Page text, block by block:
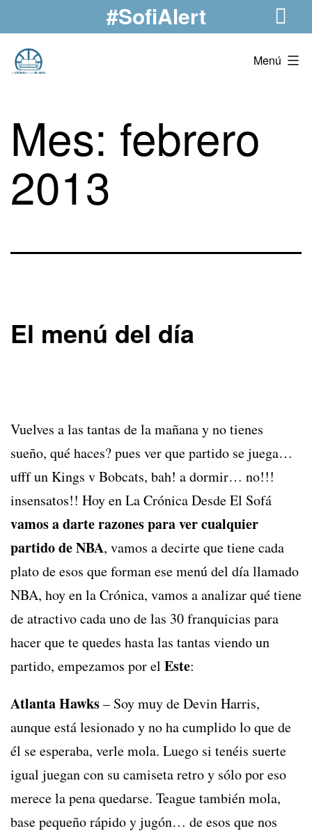
al
contenido
#SofiAlert
La
El
Sofá
Menú
Mes: febrero
2013
El menú del día
Vuelves a las tantas de la mañana y no tienes
sueño, qué haces? pues ver que partido se juega…
ufff un Kings v Bobcats, bah! a dormir… no!!!
insensatos!! Hoy en La Crónica Desde El Sofá
vamos a darte razones para ver cualquier
partido de NBA, vamos a decirte que tiene cada
plato de esos que forman ese menú del día llamado
NBA, hoy en la Crónica, vamos a analizar qué tiene
de atractivo cada uno de las 30 franquicias para
hacer que te quedes hasta las tantas viendo un
partido, empezamos por el Este:
Atlanta Hawks– Soy muy de Devin Harris,
aunque está lesionado y no ha cumplido lo que de
él se esperaba, verle mola. Luego si tenéis suerte
igual juegan con su camiseta retro y sólo por eso
merece la pena quedarse. Teague también mola,
base pequeño rápido y jugón… de esos que nos